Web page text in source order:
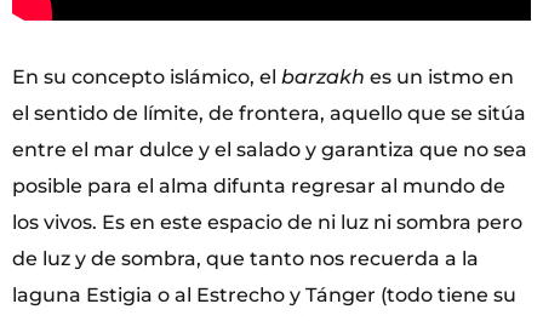
En su concepto islámico, el barzakh es un istmo en
el sentido de límite, de frontera, aquello que se sitúa
entre el mar dulce y el salado y garantiza que no sea
posible para el alma difunta regresar al mundo de
los vivos. Es en este espacio de ni luz ni sombra pero
de luz y de sombra, que tanto nos recuerda a la
laguna Estigia o al Estrecho y Tánger (todo tiene su